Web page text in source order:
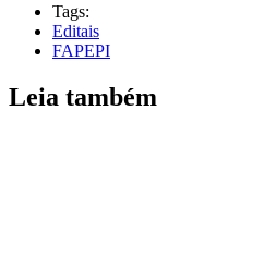
Tags:
Editais
FAPEPI
Leia também